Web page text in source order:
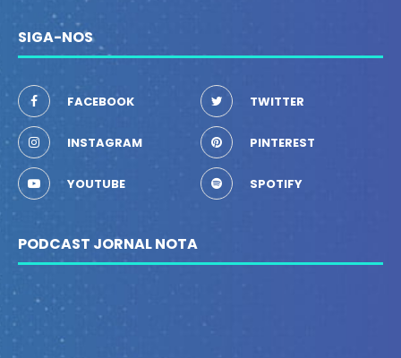
SIGA-NOS
FACEBOOK TWITTER
INSTAGRAM PINTEREST
YOUTUBE SPOTIFY
PODCAST JORNAL NOTA